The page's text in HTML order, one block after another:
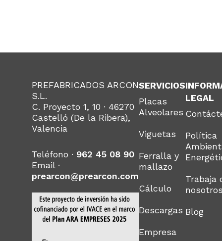
PREFABRICADOS ARCON
S.L.
C. Proyecto 1, 10 · 46270
Castelló (De la Ribera),
Valencia
Teléfono · 962 45 08 90
Email ·
prearcon@prearcon.com
SERVICIOS
Placas
Alveolares
Viguetas
Ferralla y
mallazo
Cálculo
Descargas
Empresa
LEGAL
Política
Trabaja
Blog